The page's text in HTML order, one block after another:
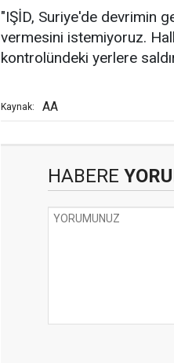
"IŞİD, Suriye'de devrimin
vermesini istemiyoruz.
kontrolündeki yerlere
Kaynak: AA
HABERE